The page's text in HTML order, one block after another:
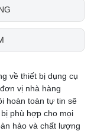
về thiết bị dụng cụ
vị nhà hàng
hoàn toàn tự tin sẽ
phù hợp cho mọi
hảo và chất lượng